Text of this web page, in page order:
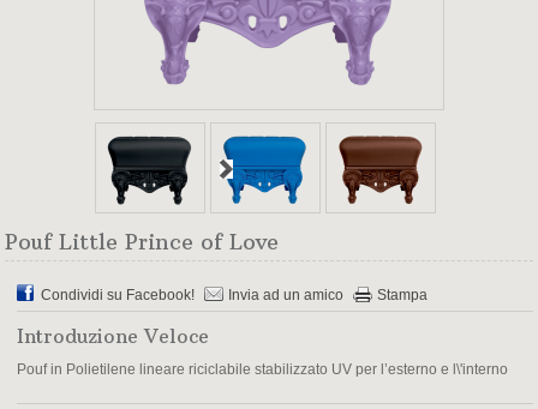
Pouf Little Prince of Love
Condividi su Facebook! Invia ad un amico Stampa
Introduzione Veloce
Pouf in Polietilene lineare riciclabile stabilizzato UV per l’esterno e l\'interno